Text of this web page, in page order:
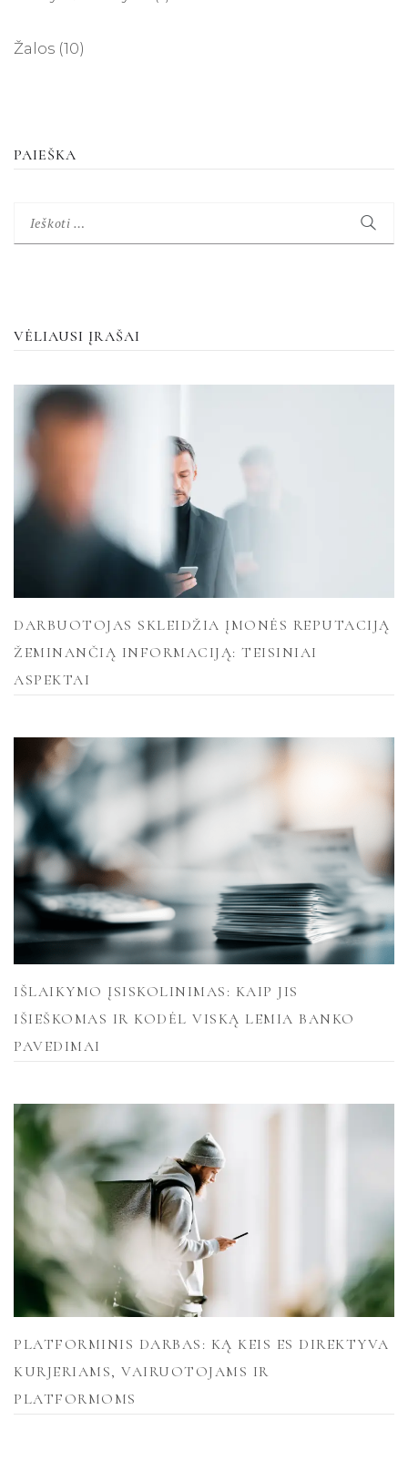
Žalos (10)
PAIEŠKA
Ieškoti:
VĖLIAUSI ĮRAŠAI
DARBUOTOJAS SKLEIDŽIA ĮMONĖS REPUTACIJĄ
ŽEMINANČIĄ INFORMACIJĄ: TEISINIAI
ASPEKTAI
IŠLAIKYMO ĮSISKOLINIMAS: KAIP JIS
IŠIEŠKOMAS IR KODĖL VISKĄ LEMIA BANKO
PAVEDIMAI
PLATFORMINIS DARBAS: KĄ KEIS ES DIREKTYVA
KURJERIAMS, VAIRUOTOJAMS IR
PLATFORMOMS